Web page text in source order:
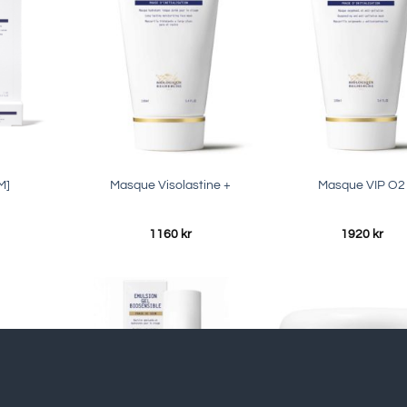
Masque Visolastine +
1160 kr
Masque VIP O2
1920 kr